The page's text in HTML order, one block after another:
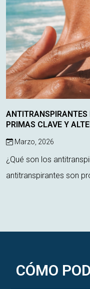
PRIMAS CLAVE Y
Marzo, 2026
¿Qué son los
antitranspirantes son
CÓMO